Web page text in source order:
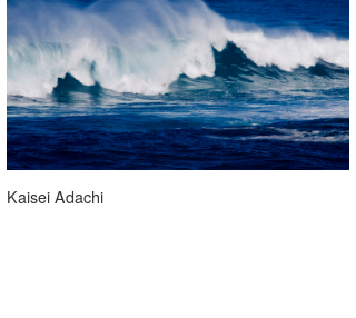
Kaisei Adachi